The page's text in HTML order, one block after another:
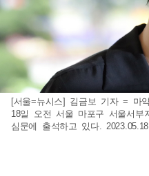
[서울=뉴시스] 김금보 기자 = 마
18일 오전 서울 마포구 서울서부
심문에 출석하고 있다.